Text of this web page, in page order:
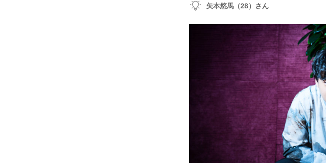
矢本悠馬（28）さん